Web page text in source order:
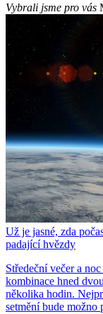
Vybrali jsme pro vás
Už je jasné, zda
padající hvězdy
Středeční večer a
kombinace hned
několika hodin.
setmění bude možno